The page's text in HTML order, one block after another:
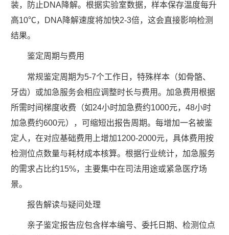
装，防止DNA降解。根据实验室数据，样本保存温度每升
高10℃，DNA降解速度将加快2-3倍，这会直接影响检测
结果。
鉴定周期与费用
常规鉴定周期为5-7个工作日，特殊样本（如骨骼、
牙齿）或加急服务会相应调整时长与费用。加急费用根据
所需时间梯度收费（如24小时加急费约1000元，48小时
加急费约600元），可缩短出报告周期。每增加一名被鉴
定人，在对应基础费用上增加1200-2000元，具体费用按
检测位点数量与耗材成本核算。根据行业统计，加急服务
的需求占比约15%，主要集中在司法用途或紧急医疗场
景。
报告解读与疑问处理
亲子鉴定报告应包含样本编号、委托日期、检测位点